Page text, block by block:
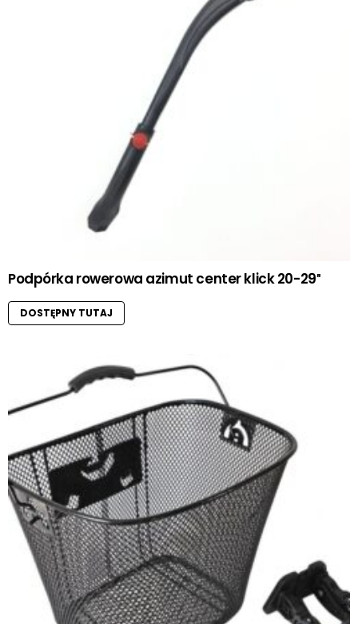
Podpórka rowerowa azimut center klick 20-29″
DOSTĘPNY TUTAJ